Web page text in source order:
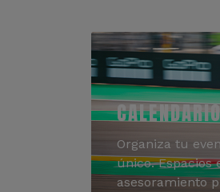
Organiza tu
único. Espacios
asesoramiento